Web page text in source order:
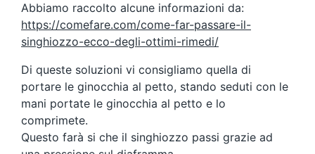
Abbiamo raccolto alcune informazioni da:
https://comefare.com/come-far-passare-il-
singhiozzo-ecco-degli-ottimi-rimedi/
Di queste soluzioni vi consigliamo quella di
portare le ginocchia al petto, stando seduti con le
mani portate le ginocchia al petto e lo
comprimete.
Questo farà si che il singhiozzo passi grazie ad